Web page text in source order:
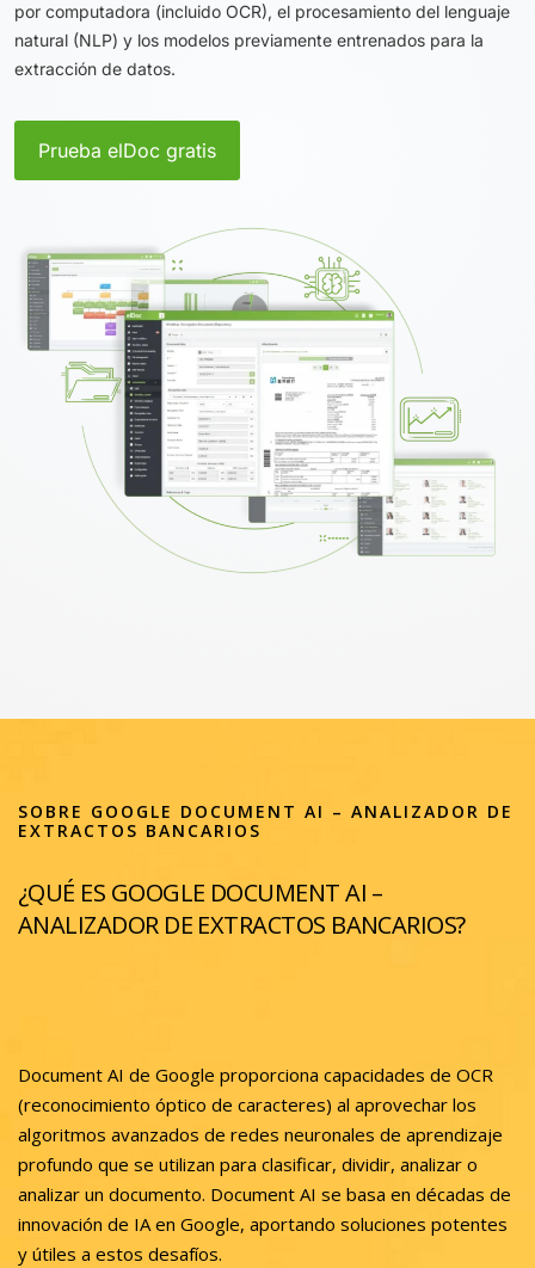
por computadora (incluido OCR), el procesamiento del lenguaje
natural (NLP) y los modelos previamente entrenados para la
extracción de datos.
Prueba elDoc gratis
SOBRE GOOGLE DOCUMENT AI – ANALIZADOR DE
EXTRACTOS BANCARIOS
¿QUÉ ES GOOGLE DOCUMENT AI –
ANALIZADOR DE EXTRACTOS BANCARIOS?
Document AI de Google proporciona capacidades de OCR
(reconocimiento óptico de caracteres) al aprovechar los
algoritmos avanzados de redes neuronales de aprendizaje
profundo que se utilizan para clasificar, dividir, analizar o
analizar un documento. Document AI se basa en décadas de
innovación de IA en Google, aportando soluciones potentes
y útiles a estos desafíos.